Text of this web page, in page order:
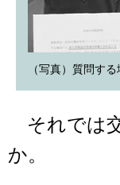
（写真）質問す
それでは
か。